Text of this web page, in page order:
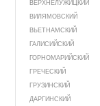
ВЕРХНЕЛУЖИЦКИЙ
ВИЛЯМОВСКИЙ
ВЬЕТНАМСКИЙ
ГАЛИСИЙСКИЙ
ГОРНОМАРИЙСКИЙ
ГРЕЧЕСКИЙ
ГРУЗИНСКИЙ
ДАРГИНСКИЙ